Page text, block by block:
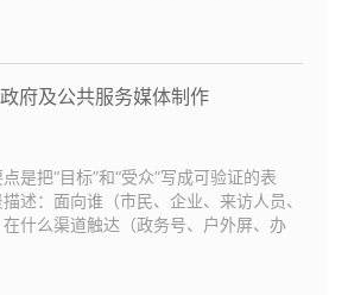
府及公共服务媒体制作
是把“目标”和“受众”写成可验证的表
述：面向谁（市民、企业、来访人员、
什么渠道触达（政务号、户外屏、办